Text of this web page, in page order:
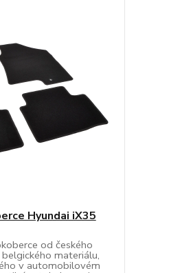
Hyundai iX35
od českého
materiálu,
v automobilovém